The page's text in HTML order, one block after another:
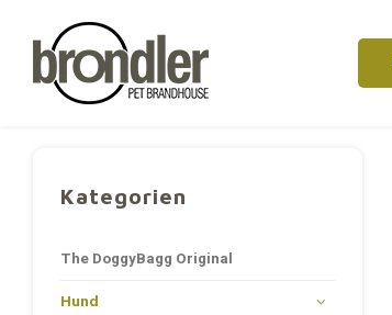
Kategorien
The DoggyBagg Original
Hund